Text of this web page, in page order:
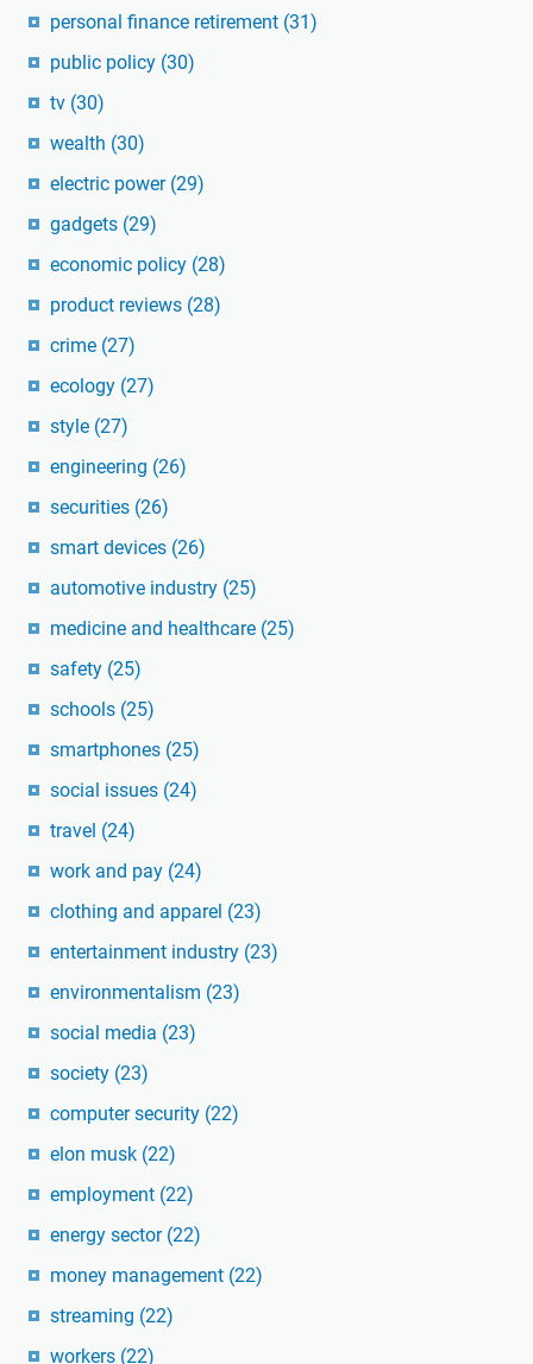
personal finance retirement (31)
public policy (30)
tv (30)
wealth (30)
electric power (29)
gadgets (29)
economic policy (28)
product reviews (28)
crime (27)
ecology (27)
style (27)
engineering (26)
securities (26)
smart devices (26)
automotive industry (25)
medicine and healthcare (25)
safety (25)
schools (25)
smartphones (25)
social issues (24)
travel (24)
work and pay (24)
clothing and apparel (23)
entertainment industry (23)
environmentalism (23)
social media (23)
society (23)
computer security (22)
elon musk (22)
employment (22)
energy sector (22)
money management (22)
streaming (22)
workers (22)